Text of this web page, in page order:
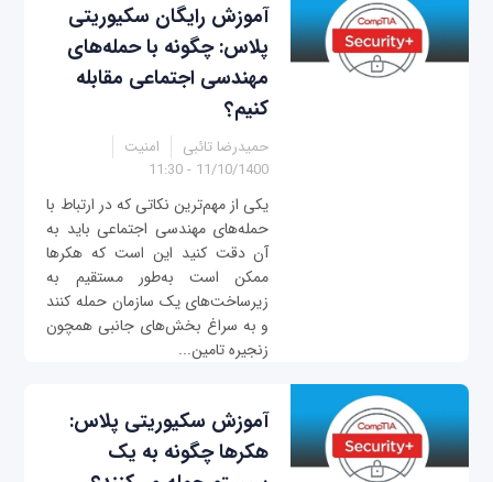
آموزش رایگان سکیوریتی
پلاس: چگونه با حمله‌های
مهندسی اجتماعی مقابله
کنیم؟
حمیدرضا تائبی
امنیت
11/10/1400 - 11:30
یکی از مهم‌ترین نکاتی که در ارتباط با
حمله‌های مهندسی اجتماعی باید به
آن دقت کنید این است که هکرها
ممکن است به‌طور مستقیم به
زیرساخت‌های یک سازمان حمله کنند
و به سراغ بخش‌های جانبی همچون
زنجیره تامین...
آموزش سکیوریتی پلاس:
هکرها چگونه به یک